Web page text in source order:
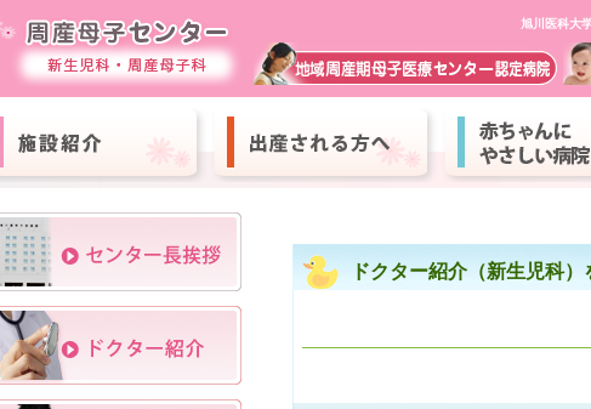
旭川医科大
ドクター紹介（新生児科